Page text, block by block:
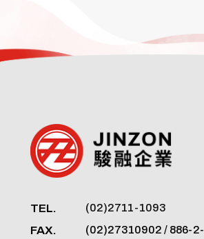
TEL. (02)2711-1093
FAX. (02)27310902 / 886-